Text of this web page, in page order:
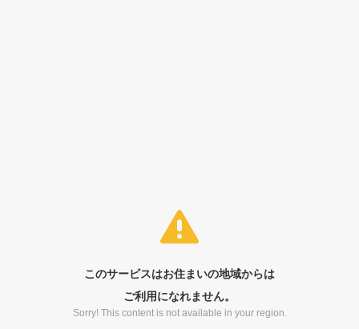
このサービスはお住まいの地域からは
ご利用になれません。
Sorry! This content is not available in your region.